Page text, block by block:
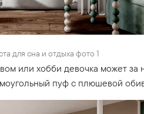
для сна и отдыха фото 1
или хобби девочка может
пуф с плюшевой